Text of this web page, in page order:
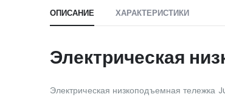
ОПИСАНИЕ ХАРАКТЕРИСТИКИ
Электрическая
Электрическая низкоподъемная